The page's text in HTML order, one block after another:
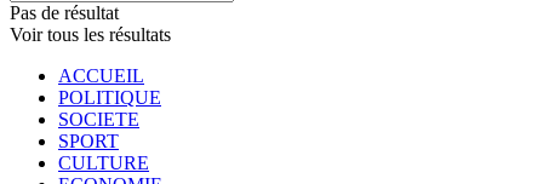
Pas de résultat
Voir tous les résultats
ACCUEIL
POLITIQUE
SOCIETE
SPORT
CULTURE